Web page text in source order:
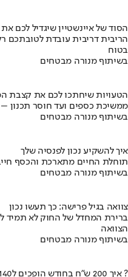
הסוד של איינשטיין שיגדיל לכם
הריבית דריבית עובדת לטובתכם
בטוח
בשיתוף מנורה מבטחים
הטעויות שיחתכו לכם את קצבת
ממשיכת כספים ועד חוסר תכנון
בשיתוף מנורה מבטחים
איך להשקיע נכון לפנסיה שלך
תוחלת החיים מתארכת והכסף
בשיתוף מנורה מבטחים
צוואה בגיל פרישה: כך תעשו נכון
ברירת המחדל של החוק לא תמיד
הצוואה
בשיתוף מנורה מבטחים
איך 200 ש"ח בחודש הופכים ל140 אלף ?